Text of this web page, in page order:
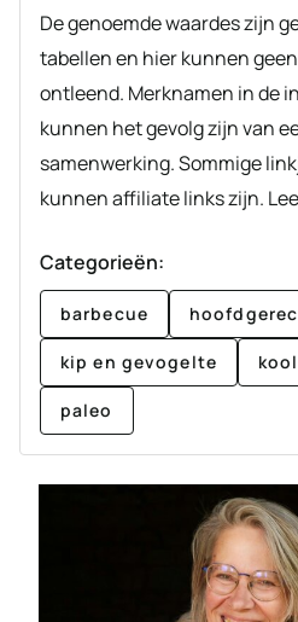
De genoemde waardes zijn gebaseerd op standaard
tabellen en hier kunnen
ontleend. Merknamen in de
kunnen het gevolg zijn van
samenwerking. Sommige
kunnen affiliate links zijn.
Categorieën:
barbecue
kip en gevogelte
paleo